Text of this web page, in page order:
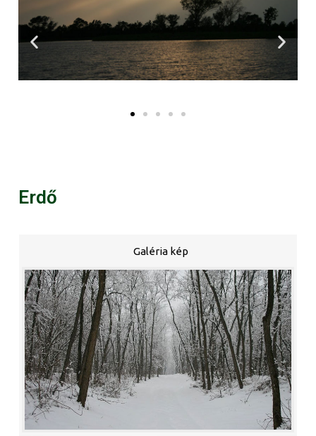
Erdő
Galéria kép